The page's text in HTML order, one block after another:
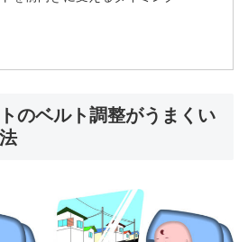
のベルト調整がうまくい